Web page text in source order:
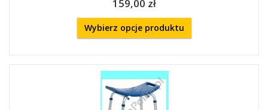
159,00 zł
Wybierz opcje produktu